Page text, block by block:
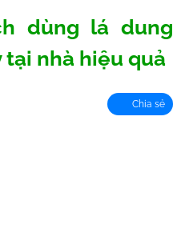
dùng lá dung
tại nhà hiệu quả
Chia sẻ